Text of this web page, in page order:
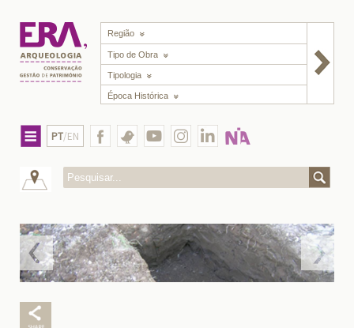
Região
Tipo de Obra
Tipologia
Época Histórica
PT/EN